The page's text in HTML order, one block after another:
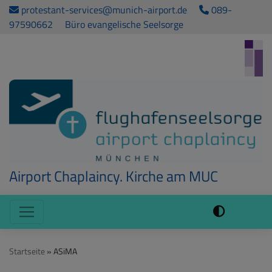
Direkt
zum
protestant-services@munich-airport.de
089-
97590662
Büro evangelische Seelsorge
Airport Chaplaincy. Kirche am MUC
Hauptnavigation
Startseite ASiMA